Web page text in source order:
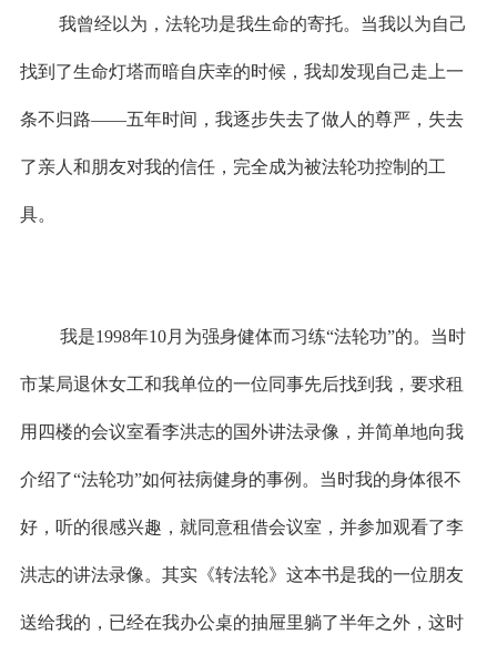
我曾经以为，法轮功是我生命的寄托。当我以为自己
找到了生命灯塔而暗自庆幸的时候，我却发现自己走上一
条不归路——五年时间，我逐步失去了做人的尊严，失去
了亲人和朋友对我的信任，完全成为被法轮功控制的工
具。
我是1998年10月为强身健体而习练“法轮功”的。当时
市某局退休女工和我单位的一位同事先后找到我，要求租
用四楼的会议室看李洪志的国外讲法录像，并简单地向我
介绍了“法轮功”如何祛病健身的事例。当时我的身体很不
好，听的很感兴趣，就同意租借会议室，并参加观看了李
洪志的讲法录像。其实《转法轮》这本书是我的一位朋友
送给我的，已经在我办公桌的抽屉里躺了半年之外，这时